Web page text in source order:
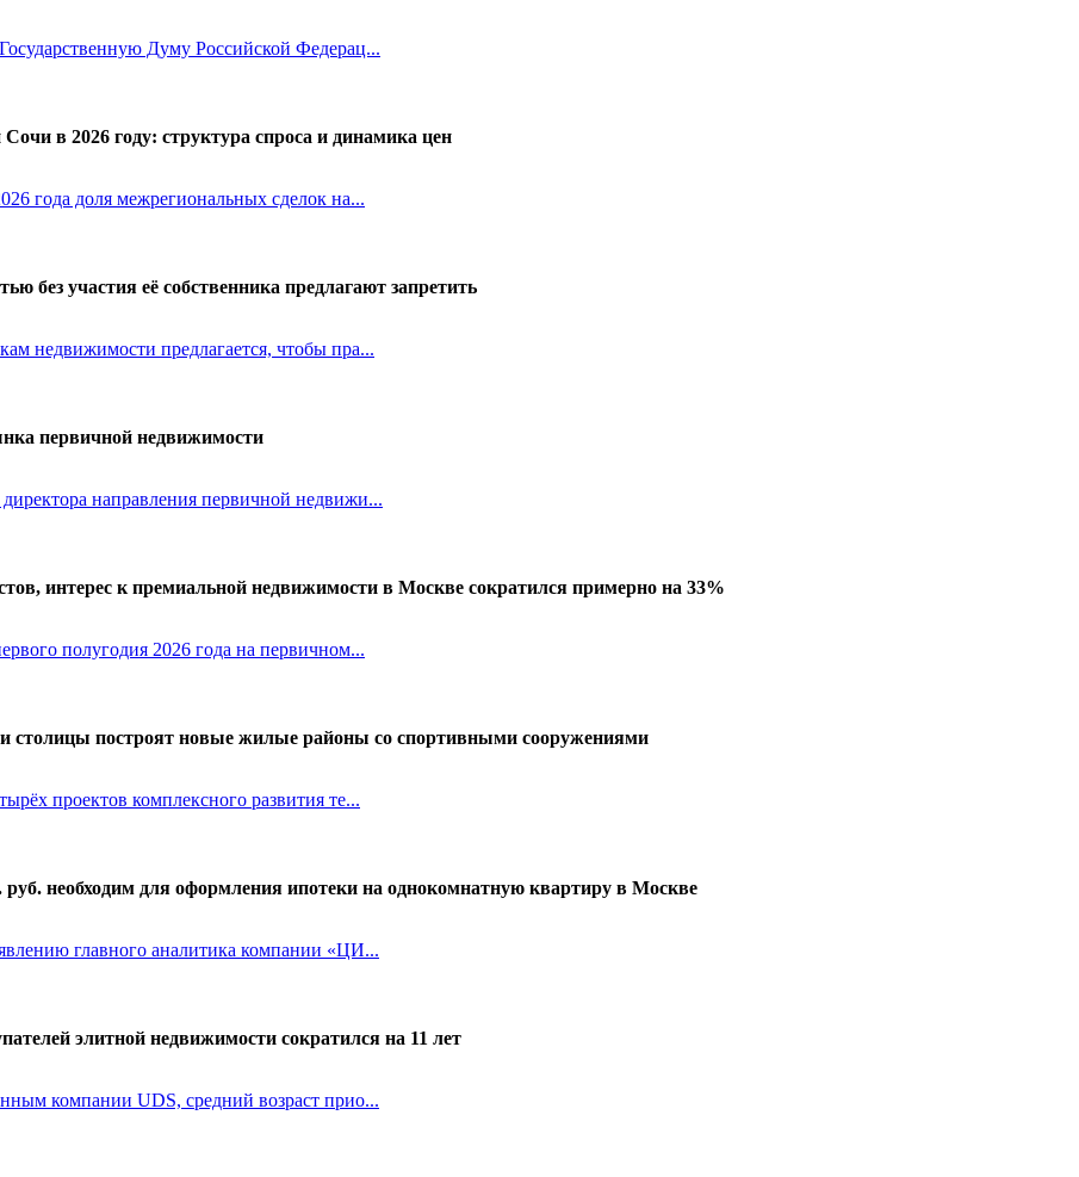
Думу Российской Федерац...
в 2026 году: структура спроса и динамика цен
года доля межрегиональных сделок на...
без участия её собственника предлагают запретить
недвижимости предлагается, чтобы пра...
первичной недвижимости
направления первичной недвижи...
интерес к премиальной недвижимости в Москве сократился примерно на 33%
полугодия 2026 года на первичном...
столицы построят новые жилые районы со спортивными сооружениями
проектов комплексного развития те...
необходим для оформления ипотеки на однокомнатную квартиру в Москве
главного аналитика компании «ЦИ...
элитной недвижимости сократился на 11 лет
компании UDS, средний возраст прио...